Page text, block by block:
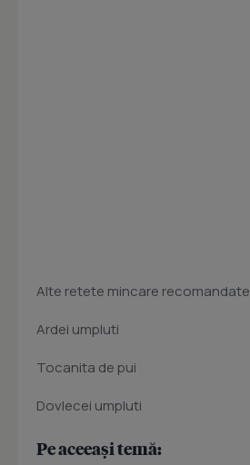
Alte retete mincare recomandate
Ardei umpluti
Tocanita de pui
Dovlecei umpluti
Pe aceeași temă: